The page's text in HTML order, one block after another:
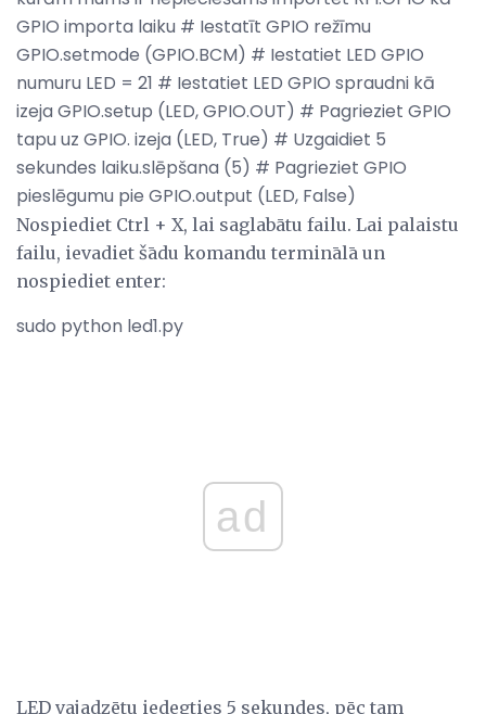
GPIO importa laiku # Iestatīt GPIO režīmu
GPIO.setmode (GPIO.BCM) # Iestatiet LED GPIO
numuru LED = 21 # Iestatiet LED GPIO spraudni kā
izeja GPIO.setup (LED, GPIO.OUT) # Pagrieziet GPIO
tapu uz GPIO. izeja (LED, True) # Uzgaidiet 5
sekundes laiku.slēpšana (5) # Pagrieziet GPIO
pieslēgumu pie GPIO.output (LED, False)
Nospiediet Ctrl + X, lai saglabātu failu. Lai palaistu
failu, ievadiet šādu komandu terminālā un
nospiediet enter:
sudo python led1.py
ad
LED vajadzētu iedegties 5 sekundes, pēc tam